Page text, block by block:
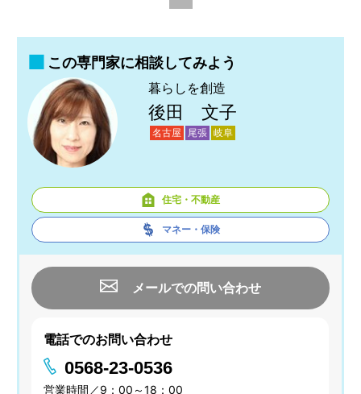
この専門家に相談してみよう
暮らしを創造
後田 文子
名古屋 尾張 岐阜
住宅・不動産
マネー・保険
メールでの問い合わせ
電話でのお問い合わせ
0568-23-0536
営業時間／9：00～18：00